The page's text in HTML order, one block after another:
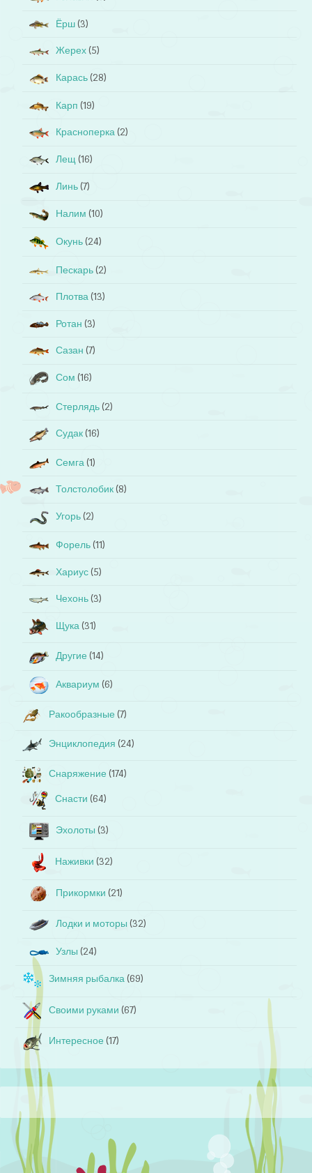
Ёрш (3)
Жерех (5)
Карась (28)
Карп (19)
Красноперка (2)
Лещ (16)
Линь (7)
Налим (10)
Окунь (24)
Пескарь (2)
Плотва (13)
Ротан (3)
Сазан (7)
Сом (16)
Стерлядь (2)
Судак (16)
Семга (1)
Толстолобик (8)
Угорь (2)
Форель (11)
Хариус (5)
Чехонь (3)
Щука (31)
Другие (14)
Аквариум (6)
Ракообразные (7)
Энциклопедия (24)
Снаряжение (174)
Снасти (64)
Эхолоты (3)
Наживки (32)
Прикормки (21)
Лодки и моторы (32)
Узлы (24)
Зимняя рыбалка (69)
Своими руками (67)
Интересное (17)